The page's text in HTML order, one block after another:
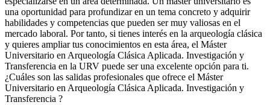
una oportunidad para profundizar en un tema concreto y adquirir
habilidades y competencias que pueden ser muy valiosas en el
mercado laboral. Por tanto, si tienes interés en la arqueología clásica
y quieres ampliar tus conocimientos en esta área, el Máster
Universitario en Arqueología Clásica Aplicada. Investigación y
Transferencia en la URV puede ser una excelente opción para ti.
¿Cuáles son las salidas profesionales que ofrece el Máster
Universitario en Arqueología Clásica Aplicada. Investigación y
Transferencia ?